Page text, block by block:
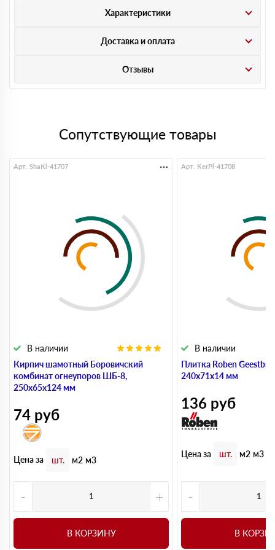
Характеристики
Доставка и оплата
Отзывы
Сопутствующие товары
Кирпич шамотный Боровичский
комбинат огнеупоров ШБ-8,
250х65х124 мм
В наличии
Арт. ShaKi-41707
74 руб
Цена за шт. м2 м3
- +
В КОРЗИНУ
Плитка Roben
240х71х14 мм
В наличии
Арт. KerPl-41708
136 руб
Цена за шт. м2 м3
-
В